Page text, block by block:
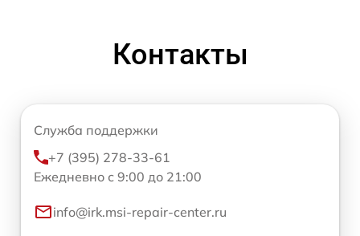
Контакты
Служба поддержки
+7 (395) 278-33-61
Ежедневно с 9:00 до 21:00
info@irk.msi-repair-center.ru